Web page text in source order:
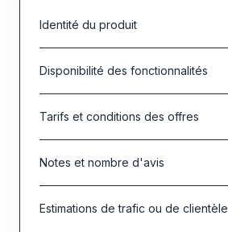
Identité du produit
Disponibilité des fonctionnalités
Tarifs et conditions des offres
Notes et nombre d'avis
Estimations de trafic ou de clientèle